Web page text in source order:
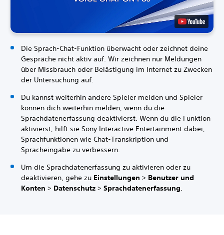
Die Sprach-Chat-Funktion überwacht oder zeichnet deine
Gespräche nicht aktiv auf. Wir zeichnen nur Meldungen
über Missbrauch oder Belästigung im Internet zu Zwecken
der Untersuchung auf.
Du kannst weiterhin andere Spieler melden und Spieler
können dich weiterhin melden, wenn du die
Sprachdatenerfassung deaktivierst. Wenn du die Funktion
aktivierst, hilft sie Sony Interactive Entertainment dabei,
Sprachfunktionen wie Chat-Transkription und
Spracheingabe zu verbessern.
Um die Sprachdatenerfassung zu aktivieren oder zu
deaktivieren, gehe zu Einstellungen > Benutzer und
Konten > Datenschutz > Sprachdatenerfassung.